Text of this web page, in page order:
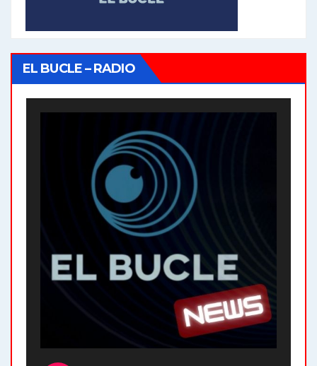
EL BUCLE – RADIO